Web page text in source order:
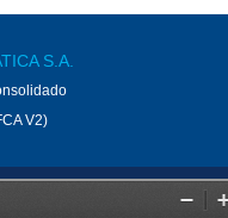
S.A.
V2)